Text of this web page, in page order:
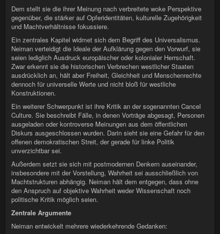
Dem stellt sie die ihrer Meinung nach verbreitete woke Perspektive
gegenüber, die stärker auf Opferidentitäten, kulturelle Zugehörigkeit
und Machtverhältnisse fokussiere.
Ein zentrales Kapitel widmet sich dem Begriff des Universalismus.
Neiman verteidigt die Ideale der Aufklärung gegen den Vorwurf, sie
seien lediglich Ausdruck europäischer oder kolonialer Herrschaft.
Zwar erkennt sie die historischen Verbrechen westlicher Staaten
ausdrücklich an, hält aber Freiheit, Gleichheit und Menschenrechte
dennoch für universelle Werte und nicht bloß für westliche
Konstruktionen.
Ein weiterer Schwerpunkt ist ihre Kritik an der sogenannten Cancel
Culture. Sie beschreibt Fälle, in denen Vorträge abgesagt, Personen
ausgeladen oder kontroverse Meinungen aus dem öffentlichen
Diskurs ausgeschlossen wurden. Darin sieht sie eine Gefahr für den
offenen demokratischen Streit, der gerade für linke Politik
unverzichtbar sei.
Außerdem setzt sie sich mit postmodernen Denkern auseinander,
insbesondere mit der Vorstellung, Wahrheit sei ausschließlich von
Machtstrukturen abhängig. Neiman hält dem entgegen, dass ohne
den Anspruch auf objektive Wahrheit weder Wissenschaft noch
politische Kritik möglich seien.
Zentrale Argumente
Neiman entwickelt mehrere wiederkehrende Gedanken: